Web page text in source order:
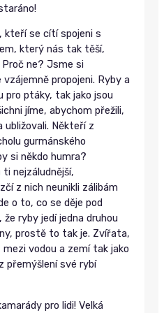
kteří se cítí spojeni s
který nás tak těší,
ne? Jsme si
propojeni. Ryby a
pro ptáky, tak jako jsou
jíme, abychom přežili,
ubližovali. Někteří z
gurmánského
si někdo humra?
nejzáludnější,
z nich neunikli zálibám
o to, co se děje pod
ryby jedí jedna druhou
prostě to tak je. Zvířata,
vodou a zemí tak jako
přemýšlení své rybí
pro lidi! Velká